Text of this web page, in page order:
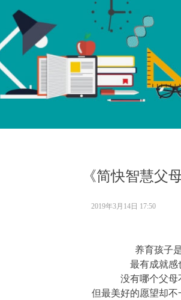
《简快智慧父
养育孩子
最有成就感
没有哪个父母
但最美好的愿望却不
2019年3月14日 17:50